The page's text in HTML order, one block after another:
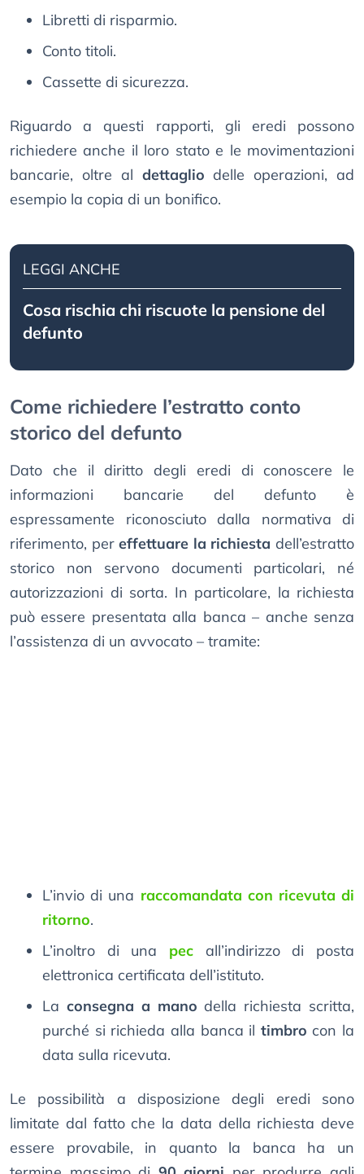
Libretti di risparmio.
Conto titoli.
Cassette di sicurezza.
Riguardo a questi rapporti, gli eredi possono
richiedere anche il loro stato e le movimentazioni
bancarie, oltre al dettaglio delle operazioni, ad
esempio la copia di un bonifico.
LEGGI ANCHE
Cosa rischia chi riscuote la pensione del
defunto
Come richiedere l’estratto conto
storico del defunto
Dato che il diritto degli eredi di conoscere le
informazioni bancarie del defunto è
espressamente riconosciuto dalla normativa di
riferimento, pereffettuare la richiesta dell’estratto
storico non servono documenti particolari, né
autorizzazioni di sorta. In particolare, la richiesta
può essere presentata alla banca – anche senza
l’assistenza di un avvocato – tramite:
L’invio di una raccomandata con ricevuta di
ritorno.
L’inoltro di una pec all’indirizzo di posta
elettronica certificata dell’istituto.
La consegna a mano della richiesta scritta,
purché si richieda alla banca il timbro con la
data sulla ricevuta.
Le possibilità a disposizione degli eredi sono
limitate dal fatto che la data della richiesta deve
essere provabile, in quanto la banca ha un